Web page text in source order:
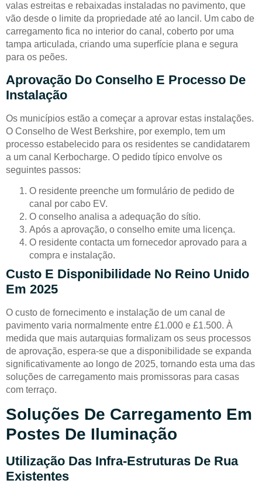
valas estreitas e rebaixadas instaladas no pavimento, que
vão desde o limite da propriedade até ao lancil. Um cabo de
carregamento fica no interior do canal, coberto por uma
tampa articulada, criando uma superfície plana e segura
para os peões.
Aprovação Do Conselho E Processo De
Instalação
Os municípios estão a começar a aprovar estas instalações.
O Conselho de West Berkshire, por exemplo, tem um
processo estabelecido para os residentes se candidatarem
a um canal Kerbocharge. O pedido típico envolve os
seguintes passos:
O residente preenche um formulário de pedido de
canal por cabo EV.
O conselho analisa a adequação do sítio.
Após a aprovação, o conselho emite uma licença.
O residente contacta um fornecedor aprovado para a
compra e instalação.
Custo E Disponibilidade No Reino Unido
Em 2025
O custo de fornecimento e instalação de um canal de
pavimento varia normalmente entre £1.000 e £1.500. À
medida que mais autarquias formalizam os seus processos
de aprovação, espera-se que a disponibilidade se expanda
significativamente ao longo de 2025, tornando esta uma das
soluções de carregamento mais promissoras para casas
com terraço.
Soluções De Carregamento Em
Postes De Iluminação
Utilização Das Infra-Estruturas De Rua
Existentes